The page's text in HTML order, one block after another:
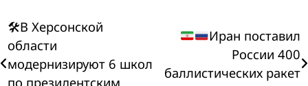
Навигация
по
🛠В Херсонской
области
модернизируют 6 школ
по президентским
Иран поставил
России 400
баллистических ракет